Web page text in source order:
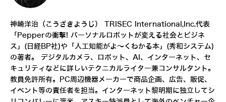
神崎洋治（こうざきようじ） TRISEC International,Inc.代表
「 Pepperの衝撃! パーソナルロボットが変える社会とビジネ
ス 」(日経BP社)や「 人工知能がよ～くわかる本 」(秀和システム)
の著者。 デジタルカメラ、ロボット、AI、インターネット、セ
キュリティなどに詳しいテクニカルライター兼コンサルタント。
教員免許所有。PC周辺機器メーカーで商品企画、広告、販促、
イベント等の責任者を担当。インターネット黎明期に独立してシ